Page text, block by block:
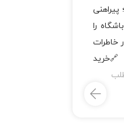
پیراهنی
را
خاطرات
🔗خرید